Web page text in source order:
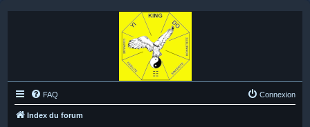
FAQ Connexion
Index du forum